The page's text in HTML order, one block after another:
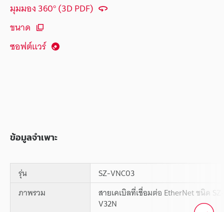
มุมมอง 360° (3D PDF)
ขนาด
ซอฟต์แวร์
ข้อมูลจำเพาะ
รุ่น
SZ-VNC03
ภาพรวม
สายเคเบิลที่เชื่อมต่อ EtherNet ชนิด SZ-
V32N